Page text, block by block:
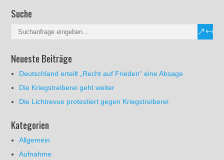
Suche
Neueste Beiträge
Deutschland erteilt „Recht auf Frieden“ eine Absage
Die Kriegstreiberei geht weiter
Die Lichtrevue protestiert gegen Kriegstreiberei
Kategorien
Allgemein
Aufnahme